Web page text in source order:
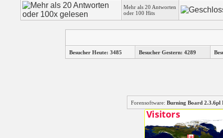
Mehr als 20 Antworten
oder 100 Hits
Besucher Heute: 3485 Besucher Gestern: 4289
Forensoftware: Burning Board